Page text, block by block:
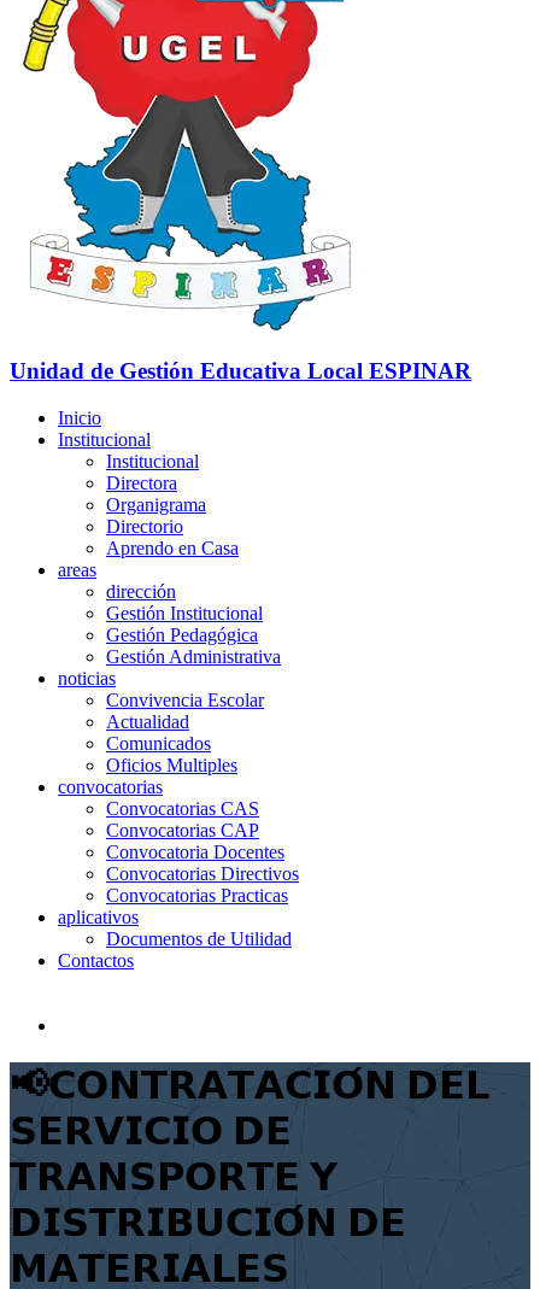
Unidad de Gestión Educativa Local ESPINAR
Inicio
Institucional
Institucional
Directora
Organigrama
Directorio
Aprendo en Casa
areas
dirección
Gestión Institucional
Gestión Pedagógica
Gestión Administrativa
noticias
Convivencia Escolar
Actualidad
Comunicados
Oficios Multiples
convocatorias
Convocatorias CAS
Convocatorias CAP
Convocatoria Docentes
Convocatorias Directivos
Convocatorias Practicas
aplicativos
Documentos de Utilidad
Contactos
📢𝗖𝗢𝗡𝗧𝗥𝗔𝗧𝗔𝗖𝗜𝗢́𝗡 𝗗𝗘𝗟
𝗦𝗘𝗥𝗩𝗜𝗖𝗜𝗢 𝗗𝗘
𝗧𝗥𝗔𝗡𝗦𝗣𝗢𝗥𝗧𝗘 𝗬
𝗗𝗜𝗦𝗧𝗥𝗜𝗕𝗨𝗖𝗜𝗢́𝗡 𝗗𝗘
𝗠𝗔𝗧𝗘𝗥𝗜𝗔𝗟𝗘𝗦